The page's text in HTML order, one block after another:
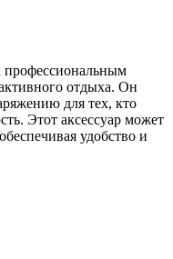
профессиональным
отдыха. Он
для тех, кто
Этот аксессуар может
удобство и